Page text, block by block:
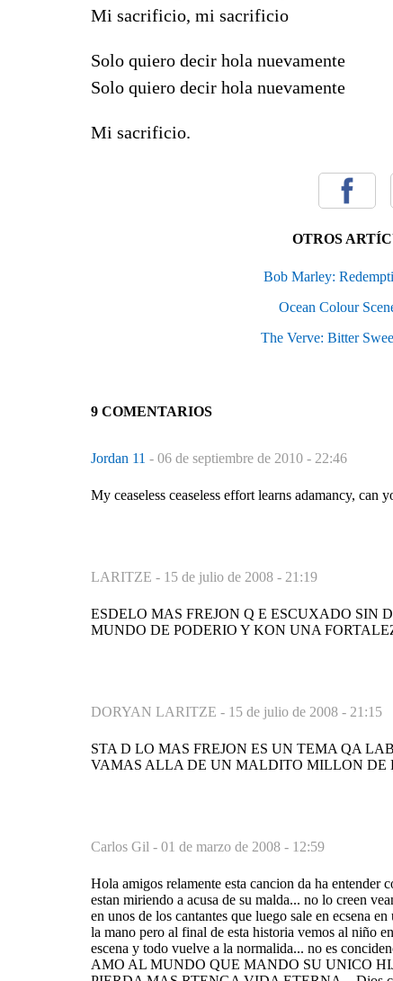
Mi sacrificio, mi sacrificio
Solo quiero decir hola nuevamente
Solo quiero decir hola nuevamente
Mi sacrificio.
OTROS
Bob Marley:
Ocean Colour
The Verve: Bitter
9 COMENTARIOS
Jordan 11 - 06 de septiembre de 2010 - 22:46
My ceaseless ceaseless effort learns adamancy, can
LARITZE - 15 de julio de 2008 - 21:19
ESDELO MAS FREJON Q E ESCUXADO SIN
MUNDO DE PODERIO Y KON UNA
DORYAN LARITZE - 15 de julio de 2008 - 21:15
STA D LO MAS FREJON ES UN TEMA QA
VAMAS ALLA DE UN MALDITO MILLON DE
Carlos Gil - 01 de marzo de 2008 - 12:59
Hola amigos relamente esta cancion da ha entender
estan miriendo a acusa de su malda... no lo creen
en unos de los cantantes que luego sale en ecsena
la mano pero al final de esta historia vemos al niño
escena y todo vuelve a la normalida... no es
AMO AL MUNDO QUE MANDO SU UNICO